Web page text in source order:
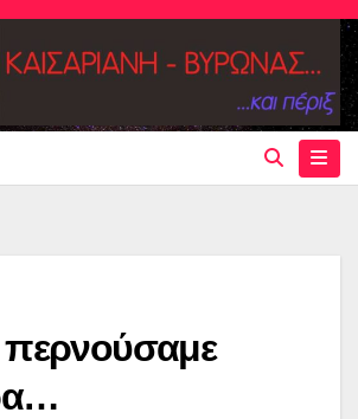
περνούσαμε